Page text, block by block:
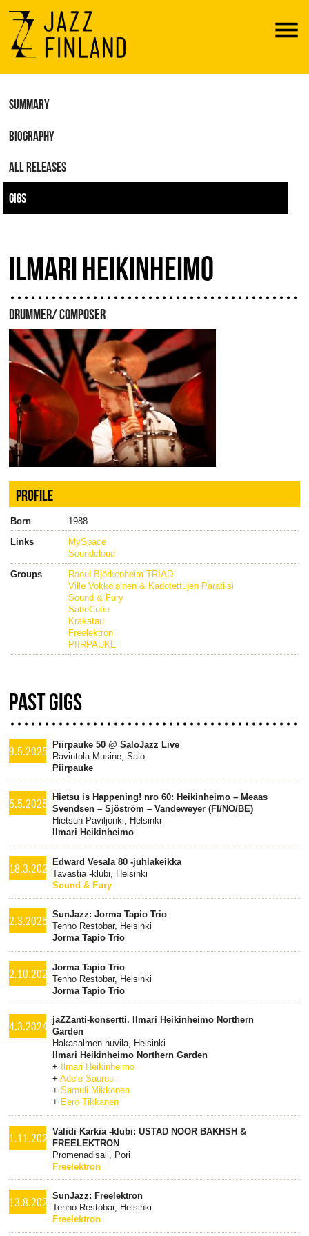
Menu
SUMMARY
BIOGRAPHY
ALL RELEASES
GIGS
ILMARI HEIKINHEIMO
DRUMMER/ COMPOSER
PROFILE
Born
1988
Links
MySpace
Soundcloud
Groups
Raoul Björkenheim TRIAD
Ville Vokkolainen & Kadotettujen Paratiisi
Sound & Fury
SatieCutie
Krakatau
Freelektron
PIIRPAUKE
PAST GIGS
9.5.2025
Piirpauke 50 @ SaloJazz Live
Ravintola Musine, Salo
Piirpauke
5.5.2025
Hietsu is Happening! nro 60: Heikinheimo – Meaas
Svendsen – Sjöström – Vandeweyer (FI/NO/BE)
Hietsun Paviljonki, Helsinki
Ilmari Heikinheimo
18.3.2025Edward Vesala 80 -juhlakeikka
Tavastia -klubi, Helsinki
Sound & Fury
2.3.2025
SunJazz: Jorma Tapio Trio
Tenho Restobar, Helsinki
Jorma Tapio Trio
2.10.2024Jorma Tapio Trio
Tenho Restobar, Helsinki
Jorma Tapio Trio
4.3.2024
jaZZanti-konsertti. Ilmari Heikinheimo Northern
Garden
Hakasalmen huvila, Helsinki
Ilmari Heikinheimo Northern Garden
+
Ilmari Heikinheimo
+Adele Sauros
+Samuli Mikkonen
+ Eero Tikkanen
1.11.2023Validi Karkia -klubi: USTAD NOOR BAKHSH &
FREELEKTRON
Promenadisali, Pori
Freelektron
13.8.2023SunJazz: Freelektron
Tenho Restobar, Helsinki
Freelektron